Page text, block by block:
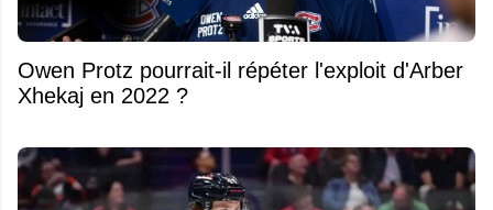
Owen Protz pourrait-il répéter l'exploit d'Arber
Xhekaj en 2022 ?